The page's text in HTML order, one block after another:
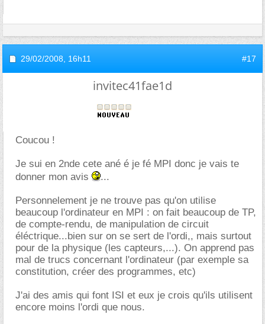
29/02/2008, 16h11 #17
invitec41fae1d
Coucou !
Je sui en 2nde cete ané é je fé MPI donc je vais te
donner mon avis
...
Personnelement je ne trouve pas qu'on utilise
beaucoup l'ordinateur en MPI : on fait beaucoup de TP,
de compte-rendu, de manipulation de circuit
éléctrique...bien sur on se sert de l'ordi,, mais surtout
pour de la physique (les capteurs,...). On apprend pas
mal de trucs concernant l'ordinateur (par exemple sa
constitution, créer des programmes, etc)
J'ai des amis qui font ISI et eux je crois qu'ils utilisent
encore moins l'ordi que nous.